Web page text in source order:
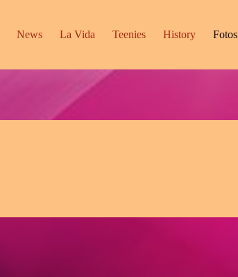
News La Vida Teenies History Fotos